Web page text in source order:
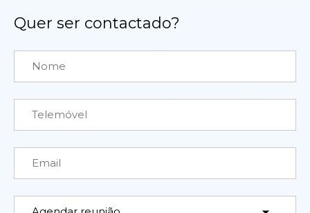
Quer ser contactado?